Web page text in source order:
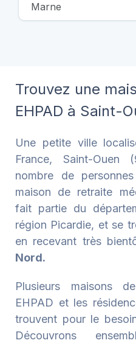
Marne
Trouvez une
EHPAD à Saint-
Une petite ville
France, Saint-Ouen
nombre de
maison de retraite
fait partie du
région Picardie, et se
en recevant très
Nord.
Plusieurs maisons
EHPAD et les
trouvent pour le
Découvrons